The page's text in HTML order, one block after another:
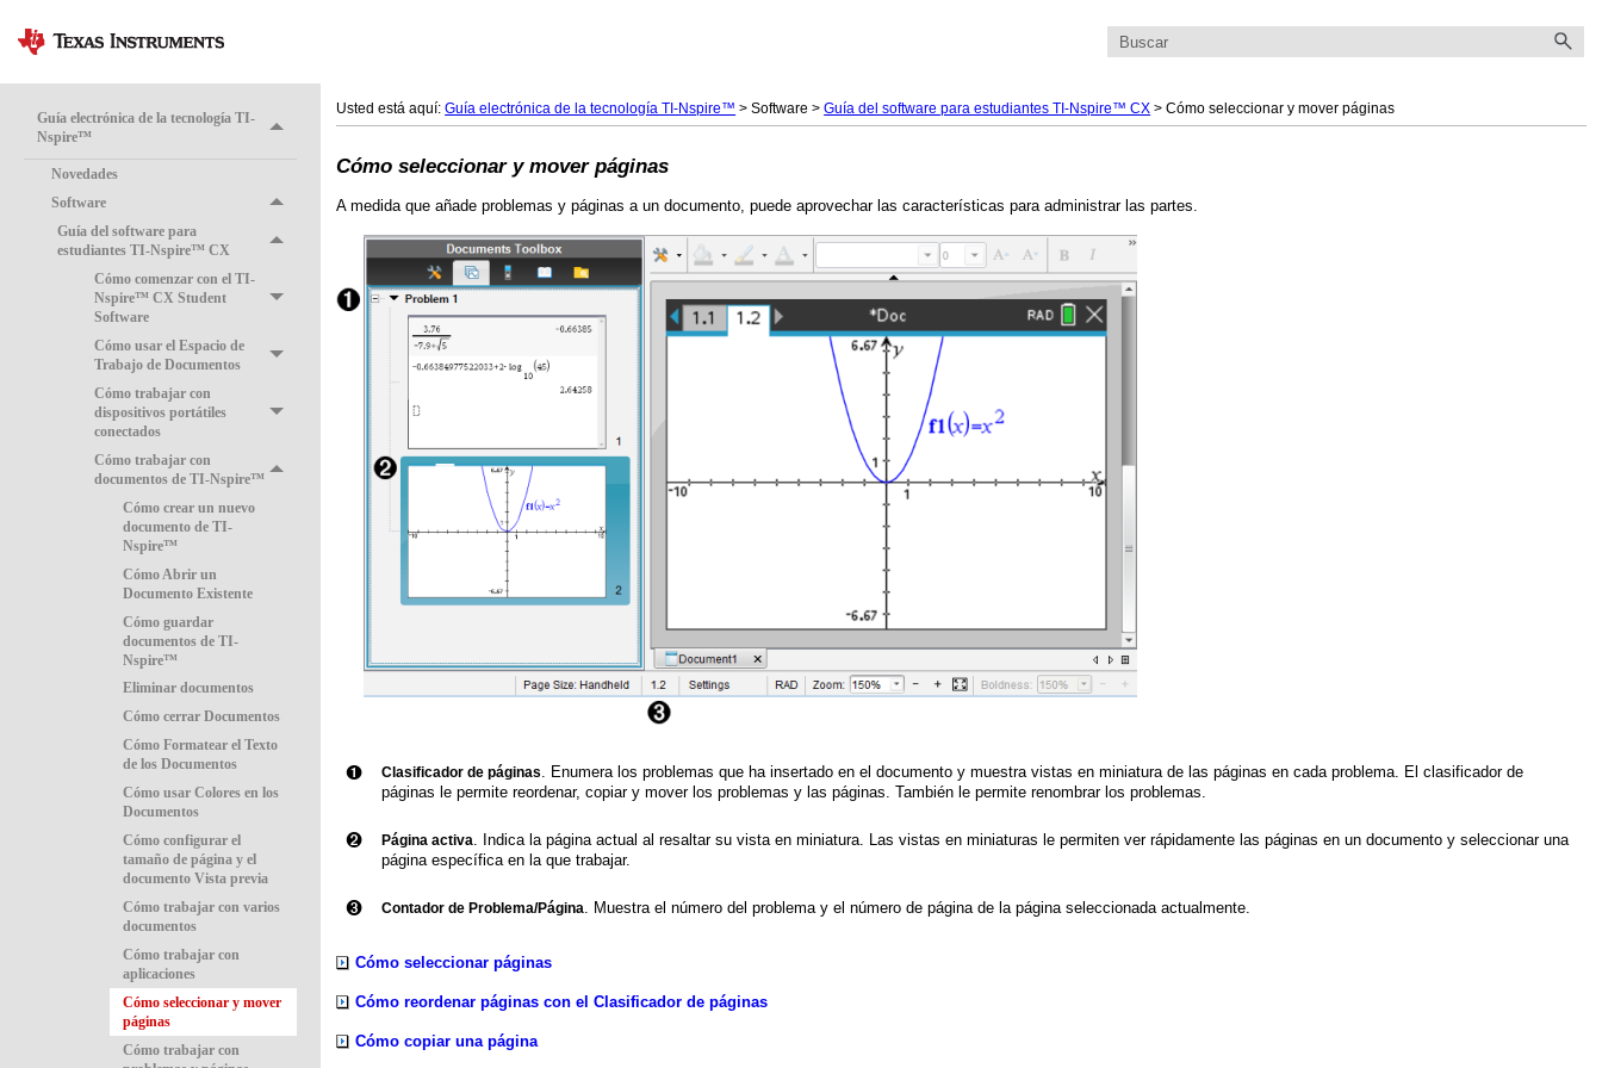
Guía electrónica de la tecnología TI-
Nspire™
Novedades
Software
Guía del software para
estudiantes TI-Nspire™ CX
Cómo comenzar con el TI-
Nspire™ CX Student
Software
Cómo usar el Espacio de
Trabajo de Documentos
Cómo trabajar con
dispositivos portátiles
conectados
Cómo trabajar con
documentos de TI-Nspire™
Cómo crear un nuevo
documento de TI-
Nspire™
Cómo Abrir un
Documento Existente
Cómo guardar
documentos de TI-
Nspire™
Eliminar documentos
Cómo cerrar Documentos
Cómo Formatear el Texto
de los Documentos
Cómo usar Colores en los
Documentos
Cómo configurar el
tamaño de página y el
documento Vista previa
Cómo trabajar con varios
documentos
Cómo trabajar con
aplicaciones
Cómo seleccionar y mover
páginas
Cómo trabajar con
Usted está aquí: Guía electrónica de la tecnología TI-Nspire™ >Software >Guía del software para estudiantes TI-Nspire™ CX >Cómo seleccionar y mover páginas
Cómo seleccionar y mover páginas
A medida que añade problemas y páginas a un documento, puede aprovechar las características para administrar las partes.
À Clasificador de páginas . Enumera los problemas que ha insertado en el documento y muestra vistas en miniatura de las páginas en cada problema. El clasificador de
páginas le permite reordenar, copiar y mover los problemas y las páginas. También le permite renombrar los problemas.
Á Página activa . Indica la página actual al resaltar su vista en miniatura. Las vistas en miniaturas le permiten ver rápidamente las páginas en un documento y seleccionar una
página específica en la que trabajar.
Â Contador de Problema/Página . Muestra el número del problema y el número de página de la página seleccionada actualmente.
Cómo seleccionar páginas
Cómo reordenar páginas con el Clasificador de páginas
Cómo copiar una página